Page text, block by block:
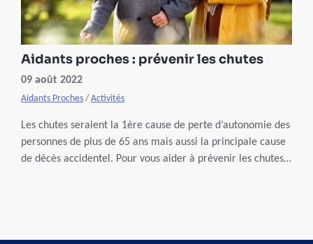
Aidants proches : prévenir les chutes
09 août 2022
Aidants Proches / Activités
Les chutes seraient la 1ère cause de perte d’autonomie des
personnes de plus de 65 ans mais aussi la principale cause
de décès accidentel. Pour vous aider à prévenir les chutes